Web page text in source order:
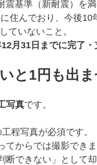
震基準（新耐震）を満
住んでおり、今後10
ていないこと。
月31日までに完了・
と1円も出ま
写真です。
程写真が必須です。
てからでは撮影できま
できない」として